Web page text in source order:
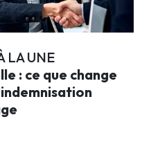
LA UNE
: ce que change